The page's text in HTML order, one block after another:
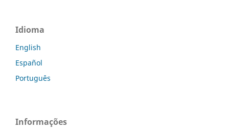
Idioma
English
Español
Português
Informações